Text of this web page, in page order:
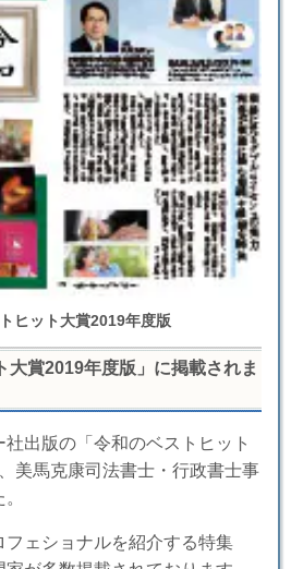
ヒット大賞2019年度版
大賞2019年度版」に掲載されま
社出版の「令和のベストヒット
美馬克康司法書士・行政書士事
ェショナルを紹介する特集